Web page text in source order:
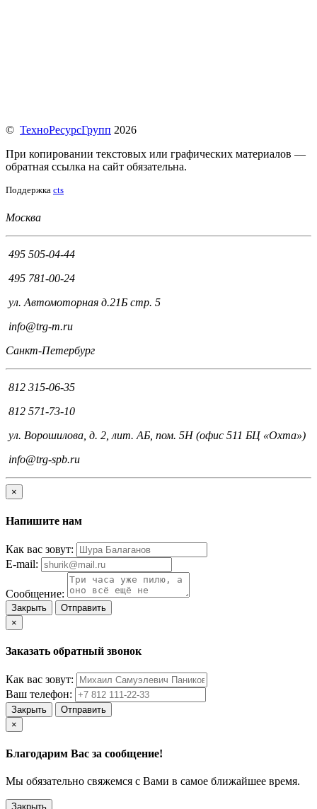
© ТехноРесурсГрупп 2026
При копировании текстовых или графических материалов —
обратная ссылка на сайт обязательна.
Поддержка cts
Москва
495 505-04-44
495 781-00-24
ул. Автомоторная д.21Б стр. 5
info@trg-m.ru
Санкт-Петербург
812 315-06-35
812 571-73-10
ул. Ворошилова, д. 2, лит. АБ, пом. 5Н (офис 511 БЦ «Охта»)
info@trg-spb.ru
×
Напишите нам
Как вас зовут:
E-mail:
Сообщение:
Закрыть
Отправить
×
Заказать обратный звонок
Как вас зовут:
Ваш телефон:
Закрыть
Отправить
×
Благодарим Вас за сообщение!
Мы обязательно свяжемся с Вами в самое ближайшее время.
Закрыть